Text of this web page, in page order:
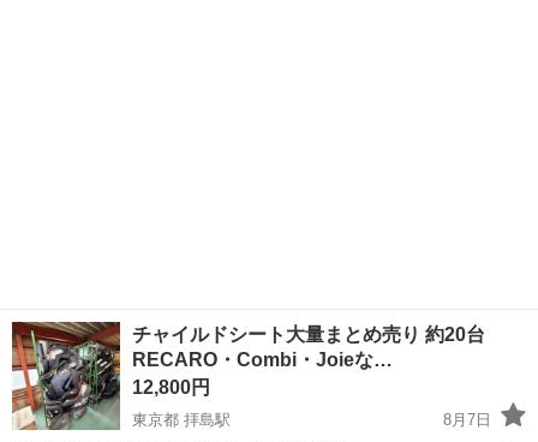
チャイルドシート大量まとめ売り 約20台
RECARO・Combi・Joieな…
12,800円
東京都 拝島駅
8月7日